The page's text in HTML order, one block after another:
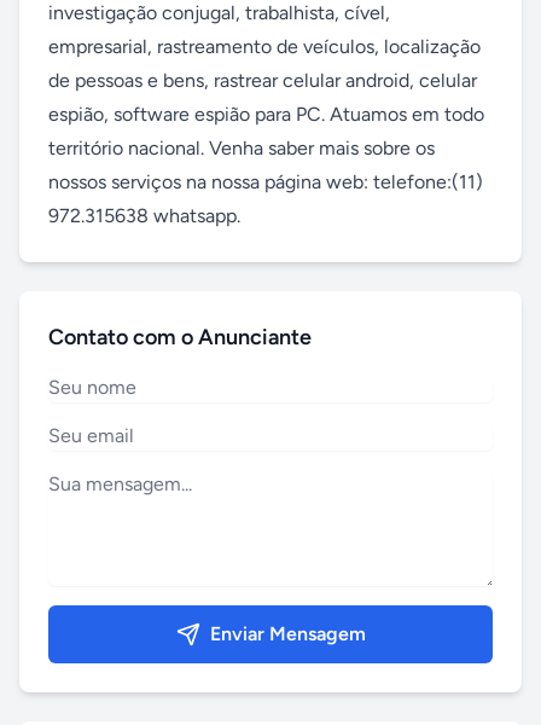
investigação conjugal, trabalhista, cível,
empresarial, rastreamento de veículos, localização
de pessoas e bens, rastrear celular android, celular
espião, software espião para PC. Atuamos em todo
território nacional. Venha saber mais sobre os
nossos serviços na nossa página web: telefone:(11)
972.315638 whatsapp.
Contato com o Anunciante
Enviar Mensagem